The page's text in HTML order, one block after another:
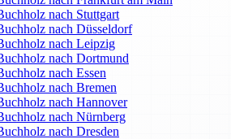
nach Stuttgart
nach Düsseldorf
nach Leipzig
nach Dortmund
nach Essen
nach Bremen
nach Hannover
nach Nürnberg
nach Dresden